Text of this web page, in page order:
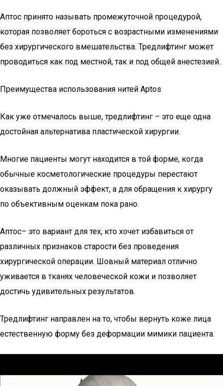
Аптос принято называть промежуточной процедурой,
которая позволяет бороться с возрастными изменениями
без хирургического вмешательства. Тредлифтинг может
проводиться как под местной, так и под общей анестезией.
Преимущества использования нитей Aptos
Как уже отмечалось выше, тредлифтинг – это еще одна
достойная альтернатива пластической хирургии.
Многие пациенты могут находится в той форме, когда
обычные косметологические процедуры перестают
оказывать должный эффект, а для обращения к хирургу
по объективным оценкам пока рано.
Аптос– это вариант для тех, кто хочет избавиться от
различных признаков старости без проведения
хирургической операции. Шовный материал отлично
уживается в тканях человеческой кожи и позволяет
достичь удивительных результатов.
Тредлифтинг направлен на то, чтобы вернуть коже лица
естественную форму без деформации мимики пациента.